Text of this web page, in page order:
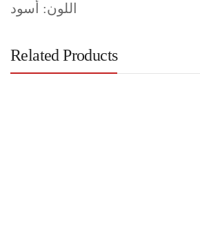
اللون: أسود
Related Products